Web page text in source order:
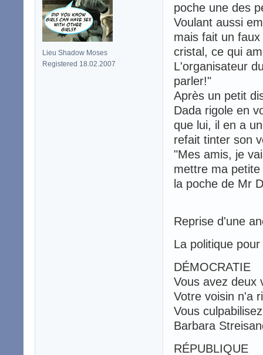
Lieu Shadow Moses
Registered 18.02.2007
poche une des
Voulant aussi
mais fait un
cristal, ce qui
L'organisateur
parler!"
Après un petit
Dada rigole en
que lui, il en a
refait tinter son
"Mes amis, je
mettre ma
la poche de Mr
Reprise d'une
La politique
DÉMOCRATIE
Vous avez deux
Votre voisin n'a
Vous
Barbara
RÉPUBLIQUE